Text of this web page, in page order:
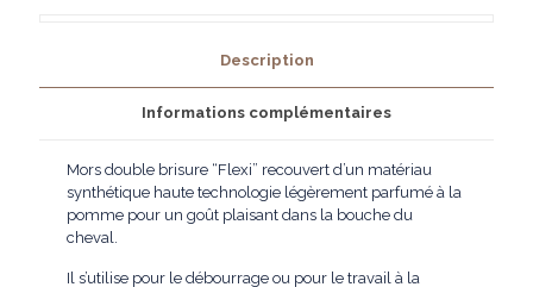
Description
Informations complémentaires
Mors double brisure “Flexi” recouvert d’un matériau
synthétique haute technologie légèrement parfumé à la
pomme pour un goût plaisant dans la bouche du
cheval.
Il s’utilise pour le débourrage ou pour le travail à la